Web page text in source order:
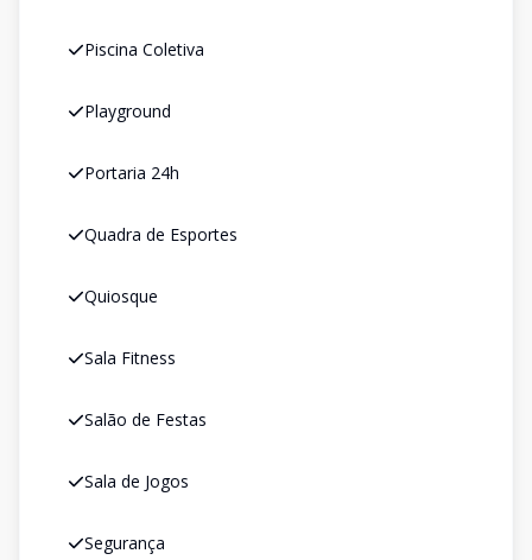
Piscina Coletiva
Playground
Portaria 24h
Quadra de Esportes
Quiosque
Sala Fitness
Salão de Festas
Sala de Jogos
Segurança